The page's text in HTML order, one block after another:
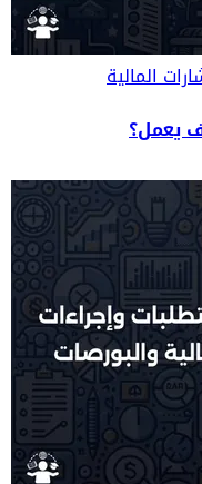
المالية
يعمل؟